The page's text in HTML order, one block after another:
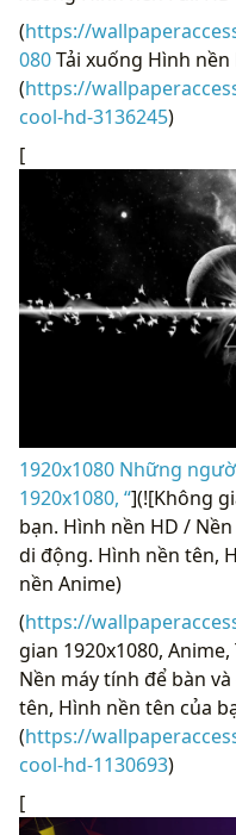
(https://
080Tải xuống Hình nền
(https://
cool-hd-3136245)
[
1920x1080 Những
1920x1080, “](![Không
bạn. Hình nền HD /
di động. Hình nền tên,
nền Anime)
(https://
gian 1920x1080,
Nền máy tính để bàn
tên, Hình nền tên của
(https://
cool-hd-1130693)
[